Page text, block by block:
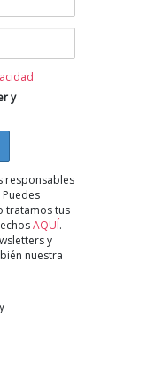
y
responsables
tratamos tus
AQUÍ.
y
nuestra